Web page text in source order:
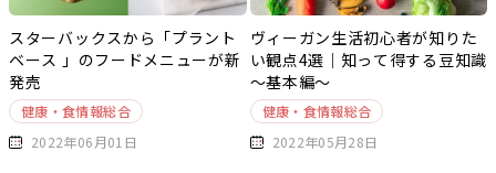
スターバックスから「プラント
ベース 」のフードメニューが新
発売
健康・食情報総合
2022年06月01日
ヴィーガン生活初心者が知りた
い観点4選｜知って得する豆知識
～基本編～
健康・食情報総合
2022年05月28日